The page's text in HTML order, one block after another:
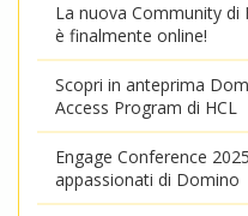
La nuova Community di
è finalmente online!
Scopri in anteprima
Access Program di HCL
Engage Conference
appassionati di Domino